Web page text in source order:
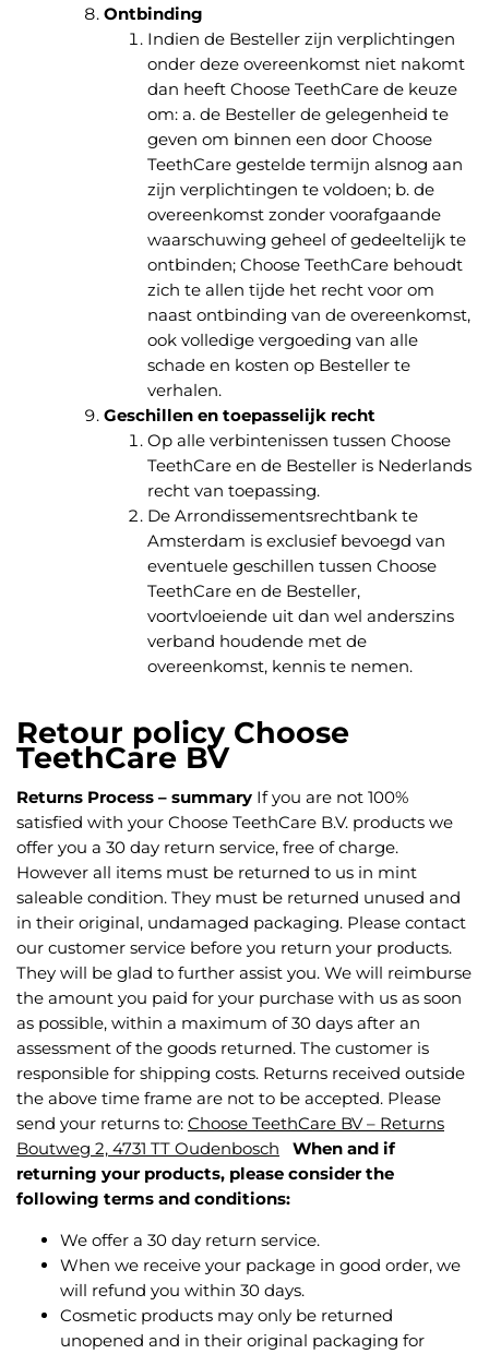
Ontbinding
Indien de Besteller zijn verplichtingen
onder deze overeenkomst niet nakomt
dan heeft Choose TeethCare de keuze
om: a. de Besteller de gelegenheid te
geven om binnen een door Choose
TeethCare gestelde termijn alsnog aan
zijn verplichtingen te voldoen; b. de
overeenkomst zonder voorafgaande
waarschuwing geheel of gedeeltelijk te
ontbinden; Choose TeethCare behoudt
zich te allen tijde het recht voor om
naast ontbinding van de overeenkomst,
ook volledige vergoeding van alle
schade en kosten op Besteller te
verhalen.
Geschillen en toepasselijk recht
Op alle verbintenissen tussen Choose
TeethCare en de Besteller is Nederlands
recht van toepassing.
De Arrondissementsrechtbank te
Amsterdam is exclusief bevoegd van
eventuele geschillen tussen Choose
TeethCare en de Besteller,
voortvloeiende uit dan wel anderszins
verband houdende met de
overeenkomst, kennis te nemen.
Retour policy Choose
TeethCare BV
Returns Process – summary If you are not 100%
satisfied with your Choose TeethCare B.V. products we
offer you a 30 day return service, free of charge.
However all items must be returned to us in mint
saleable condition. They must be returned unused and
in their original, undamaged packaging. Please contact
our customer service before you return your products.
They will be glad to further assist you. We will reimburse
the amount you paid for your purchase with us as soon
as possible, within a maximum of 30 days after an
assessment of the goods returned. The customer is
responsible for shipping costs. Returns received outside
the above time frame are not to be accepted. Please
send your returns to: Choose TeethCare BV – Returns
Boutweg 2, 4731 TT Oudenbosch
When and if
returning your products, please consider the
following terms and conditions:
We offer a 30 day return service.
When we receive your package in good order, we
will refund you within 30 days.
Cosmetic products may only be returned
unopened and in their original packaging for